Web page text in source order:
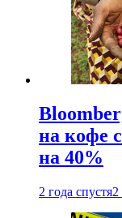
на кофе
на 40%
2 года спустя2